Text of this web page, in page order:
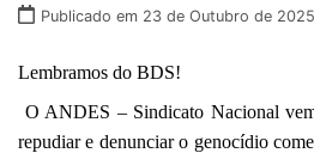
Publicado em 23 de Outubro de
Lembramos do BDS!
O ANDES – Sindicato Nacional
repudiar e denunciar o genocídio